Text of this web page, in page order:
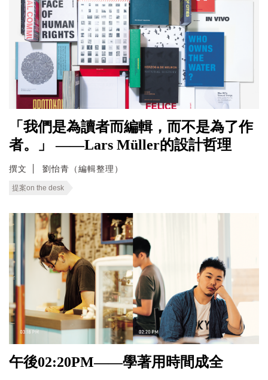
「我們是為讀者而編輯，而不是為了作
者。」 ——Lars Müller的設計哲理
撰文 劉怡青（編輯整理）
提案on the desk
午後02:20PM——學著用時間成全